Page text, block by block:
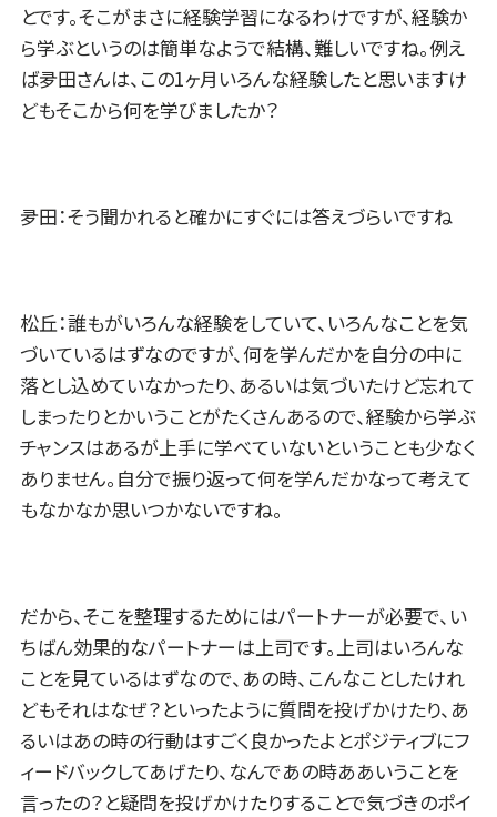
とです。そこがまさに経験学習になるわけですが、経験か
ら学ぶというのは簡単なようで結構、難しいですね。例え
ば夛田さんは、この1ヶ月いろんな経験したと思いますけ
どもそこから何を学びましたか？
夛田：そう聞かれると確かにすぐには答えづらいですね
松丘：誰もがいろんな経験をしていて、いろんなことを気
づいているはずなのですが、何を学んだかを自分の中に
落とし込めていなかったり、あるいは気づいたけど忘れて
しまったりとかいうことがたくさんあるので、経験から学ぶ
チャンスはあるが上手に学べていないということも少なく
ありません。自分で振り返って何を学んだかなって考えて
もなかなか思いつかないですね。
だから、そこを整理するためにはパートナーが必要で、い
ちばん効果的なパートナーは上司です。上司はいろんな
ことを見ているはずなので、あの時、こんなことしたけれ
どもそれはなぜ？といったように質問を投げかけたり、あ
るいはあの時の行動はすごく良かったよとポジティブにフ
ィードバックしてあげたり、なんであの時ああいうことを
言ったの？と疑問を投げかけたりすることで気づきのポイ